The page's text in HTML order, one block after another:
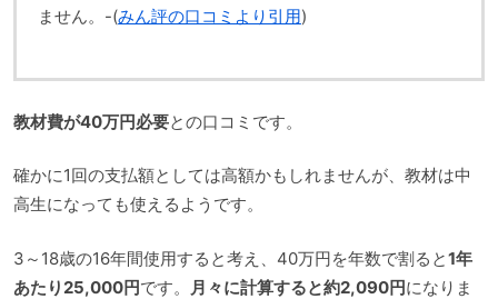
ません。-(みん評の口コミより引用)
教材費が40万円必要との口コミです。
確かに1回の支払額としては高額かもしれませんが、教材は中
高生になっても使えるようです。
3～18歳の16年間使用すると考え、40万円を年数で割ると1年
あたり25,000円です。 月々に計算すると約2,090円になりま